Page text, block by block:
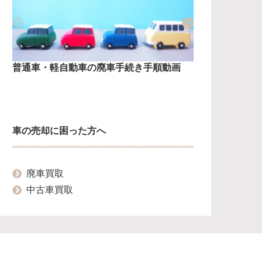
普通車・軽自動車の廃車手続き手順動画
車の売却に困った方へ
廃車買取
中古車買取